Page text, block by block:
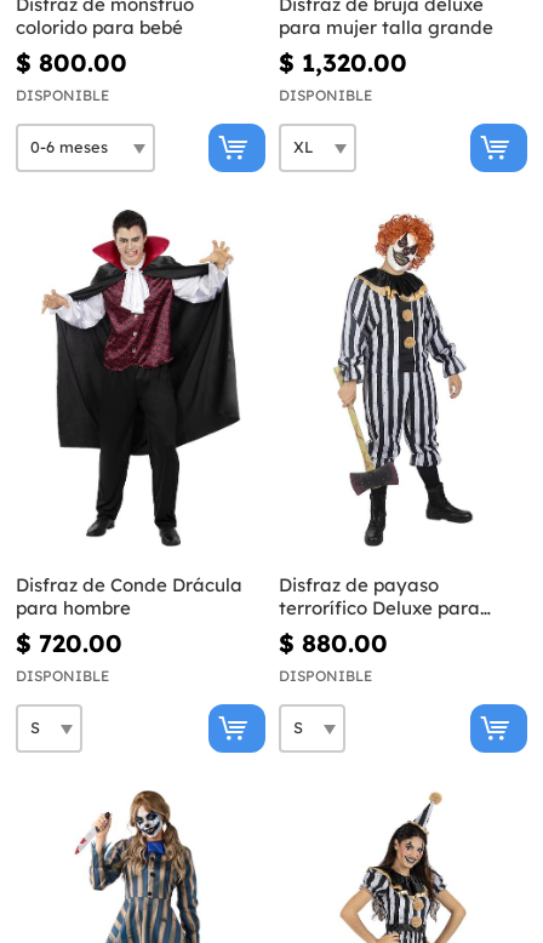
colorido para bebé
$ 800.00
DISPONIBLE
para mujer talla grande
$ 1,320.00
DISPONIBLE
Disfraz de Conde Drácula
para hombre
$ 720.00
DISPONIBLE
Disfraz de payaso
terrorífico Deluxe para
hombre
$ 880.00
DISPONIBLE